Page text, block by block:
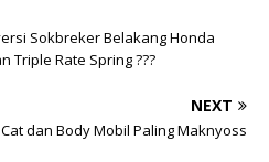
Sokbreker Belakang Honda
Triple Rate Spring ???
NEXT
dan Body Mobil Paling Maknyoss